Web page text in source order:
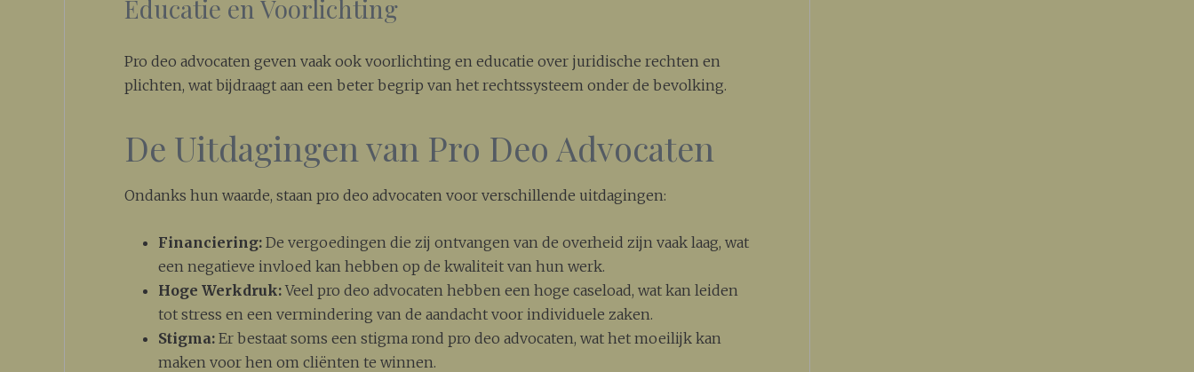
Educatie en Voorlichting
Pro deo advocaten geven vaak ook voorlichting en educatie over juridische rechten en
plichten, wat bijdraagt aan een beter begrip van het rechtssysteem onder de bevolking.
De Uitdagingen van Pro Deo Advocaten
Ondanks hun waarde, staan pro deo advocaten voor verschillende uitdagingen:
Financiering: De vergoedingen die zij ontvangen van de overheid zijn vaak laag, wat
een negatieve invloed kan hebben op de kwaliteit van hun werk.
Hoge Werkdruk:Veel pro deo advocaten hebben een hoge caseload, wat kan leiden
tot stress en een vermindering van de aandacht voor individuele zaken.
Stigma: Er bestaat soms een stigma rond pro deo advocaten, wat het moeilijk kan
maken voor hen om cliënten te winnen.